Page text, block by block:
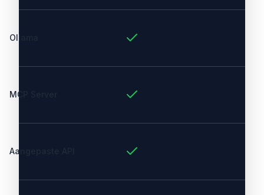
Ollama
MCP Server
Aangepaste API